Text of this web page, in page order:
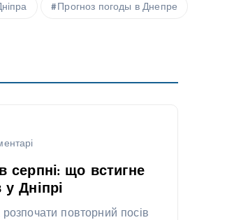
Прогноз погоды в Днепре
серпні: що встигне
Дніпрі
повторний посів